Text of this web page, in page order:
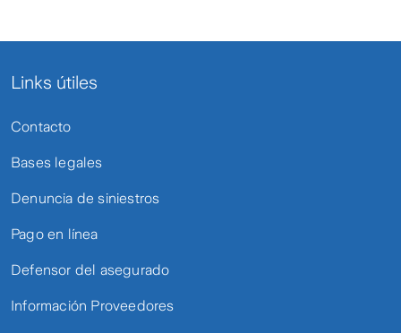
Links útiles
Contacto
Bases legales
Denuncia de siniestros
Pago en línea
Defensor del asegurado
Información Proveedores